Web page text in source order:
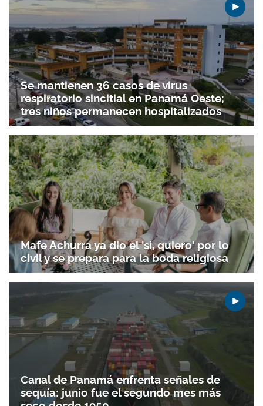
Se mantienen 36 casos de virus
respiratorio sincitial en Panamá Oeste;
tres niños permanecen hospitalizados
Mafe Achurra ya dio el 'sí, quiero' por lo
civil y se prepara para la boda religiosa
Canal de Panamá enfrenta señales de
sequía: junio fue el segundo mes más